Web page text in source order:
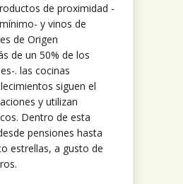
de proximidad -
y vinos de
de Origen
de un 50% de los
. las cocinas
siguen el
y utilizan
Dentro de esta
pensiones hasta
estrellas, a gusto de